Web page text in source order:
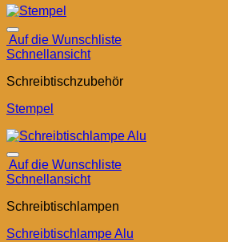
Auf die Wunschliste
Schnellansicht
Schreibtischzubehör
Stempel
Auf die Wunschliste
Schnellansicht
Schreibtischlampen
Schreibtischlampe Alu